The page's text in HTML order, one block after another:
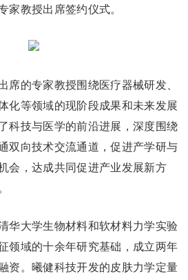
家教授出席签约仪式。
席的专家教授围绕医疗器械研发、
化等领域的现阶段成果和未来发展
科技与医学的前沿进展，深度围绕
双向技术交流通道，促进产学研与
会，达成共同促进产业发展新方
华大学生物材料和软材料力学实验
领域的十余年研究基础，成立两年
资。曦健科技开发的皮肤力学定量